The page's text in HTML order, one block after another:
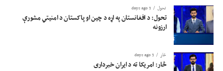
تحول 3 days ago
تحول: د افغانستان په اړه د چین او پاکستان د امنیتي مشورې
ارزونه
څار 3 days ago
څار: امریکا ته د ایران خبرداری